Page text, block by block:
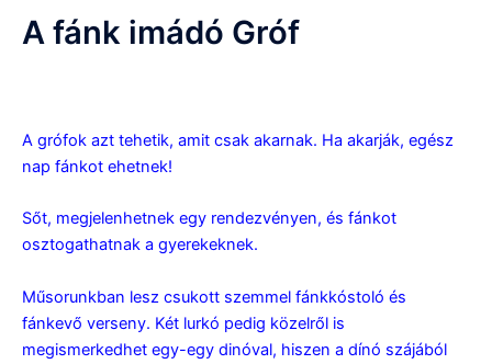
A fánk imádó Gróf
A grófok azt tehetik, amit csak akarnak. Ha akarják, egész
nap fánkot ehetnek!
Sőt, megjelenhetnek egy rendezvényen, és fánkot
osztogathatnak a gyerekeknek.
Műsorunkban lesz csukott szemmel fánkkóstoló és
fánkevő verseny. Két lurkó pedig közelről is
megismerkedhet egy-egy dinóval, hiszen a dínó szájából